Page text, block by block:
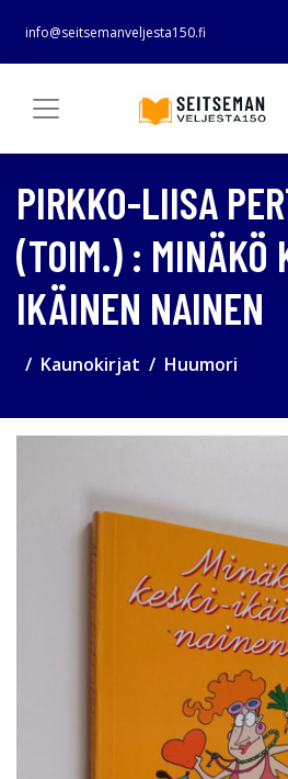
info@seitsemanveljesta150.fi
PIRKKO-LIISA
(TOIM.) : MINÄKÖ
IKÄINEN NAINEN
Kaunokirjat Huumori